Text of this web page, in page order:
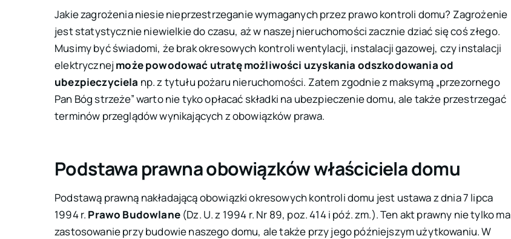
Jakie zagrożenia niesie nieprzestrzeganie wymaganych przez prawo kontroli domu? Zagrożenie
jest statystycznie niewielkie do czasu, aż w naszej nieruchomości zacznie dziać się coś złego.
Musimy być świadomi, że brak okresowych kontroli wentylacji, instalacji gazowej, czy instalacji
elektrycznej może powodować utratę możliwości uzyskania odszkodowania od
ubezpieczyciela np. z tytułu pożaru nieruchomości. Zatem zgodnie z maksymą „przezornego
Pan Bóg strzeże”warto nie tyko opłacać składki na ubezpieczenie domu, ale także przestrzegać
terminów przeglądów wynikających z obowiązków prawa.
Podstawa prawna obowiązków właściciela domu
Podstawą prawną nakładającą obowiązki okresowych kontroli domu jest ustawa z dnia 7 lipca
1994 r. Prawo Budowlane(Dz. U. z 1994 r. Nr 89, poz. 414 i póź. zm.). Ten akt prawny nie tylko ma
zastosowanie przy budowie naszego domu, ale także przy jego późniejszym użytkowaniu. W